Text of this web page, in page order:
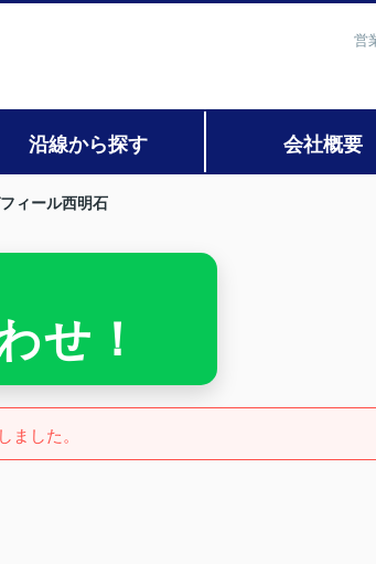
営
沿線から探す 会社概要
ィール西明石
せ！
ました。